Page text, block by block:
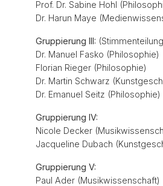
Prof. Dr. Sabine Hohl
Dr. Harun Maye
Gruppierung III:
Dr. Manuel Fasko (Philosophie)
Florian Rieger (Philosophie)
Dr. Martin Schwarz
Dr. Emanuel Seitz (Philosophie)
Gruppierung IV:
Nicole Decker
Jacqueline Dubach
Gruppierung V:
Paul Ader (Musikwissenschaft)